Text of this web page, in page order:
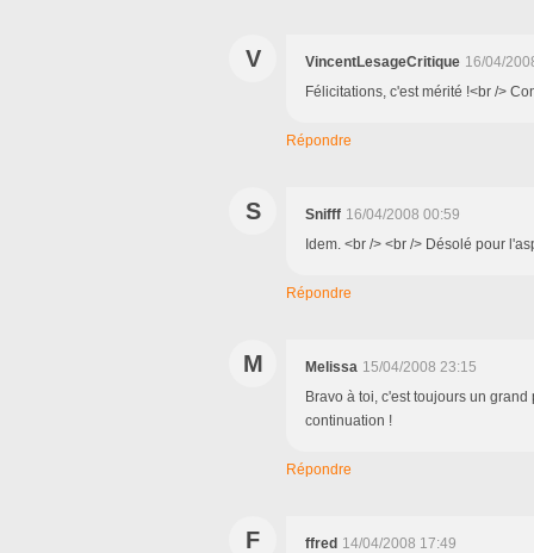
V VincentLesageCritique 16/04/
Félicitations, c'est mérité !<br />
Répondre
S Snifff 16/04/2008 00:59
Idem. <br /> <br /> Désolé pour
Répondre
M Melissa 15/04/2008 23:15
Bravo à toi, c'est toujours un
continuation !
Répondre
F ffred 14/04/2008 17:49